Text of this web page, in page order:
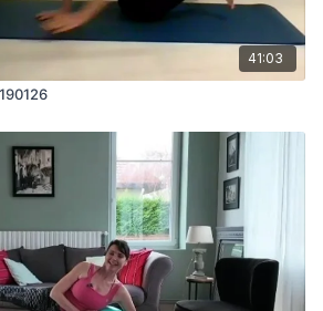
41:03